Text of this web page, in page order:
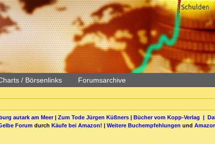
/ Börsenlinks Forumsarchive
autark am Meer| Zum Tode Jürgen Küßners| Bücher vom Kopp-Verlag |
Forum durch Käufe bei Amazon! | Weitere Buchempfehlungen und